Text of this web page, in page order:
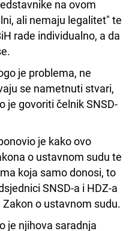
na ovom
ali nemaju legalitet" te
rade individualno, a da
je problema, ne
se nametnuti stvari,
je govoriti čelnik SNSD-
je kako ovo
o ustavnom sudu te
koja samo donosi, to
SNSD-a i HDZ-a
o ustavnom sudu.
je njihova saradnja